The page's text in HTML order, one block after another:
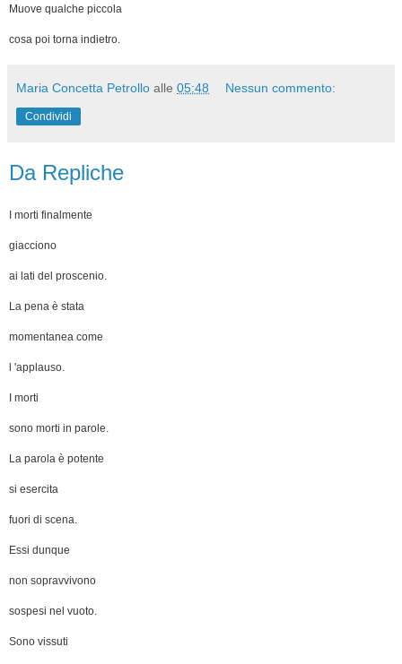
Muove qualche piccola
cosa poi torna indietro.
Maria Concetta Petrollo alle 05:48 Nessun commento:
Condividi
Da Repliche
I morti finalmente
giacciono
ai lati del proscenio.
La pena è stata
momentanea come
l 'applauso.
I morti
sono morti in parole.
La parola è potente
si esercita
fuori di scena.
Essi dunque
non sopravvivono
sospesi nel vuoto.
Sono vissuti